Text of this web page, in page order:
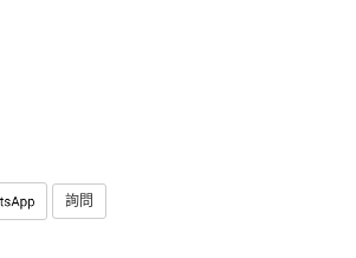
詢問